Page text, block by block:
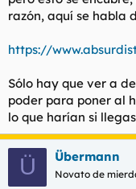
razón, aquí se habla
https://
Sólo hay que ver a
poder para poner al
lo que harían si
Ü Übermann
Novato de